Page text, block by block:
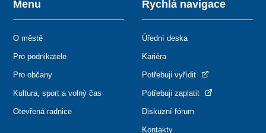
Menu
O městě
Pro podnikatele
Pro občany
Kultura, sport a volný čas
Otevřená radnice
Rychlá navigace
Úřední deska
Kariéra
Potřebuji vyřídit
Potřebuji zaplatit
Diskuzní fórum
Kontakty